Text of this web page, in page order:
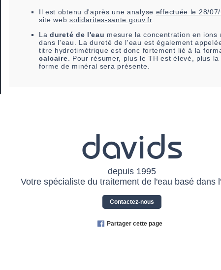
Il est obtenu d'après une analyse effectuée le 28/
site websolidarites-sante.gouv.fr.
La dureté de l'eau mesure la concentration en ions
dans l'eau. La dureté de l'eau est également
titre hydrotimétrique est donc fortement lié à la
calcaire. Pour résumer, plus le TH est élevé, plus
forme de minéral sera présente.
davids
depuis 1995
Votre spécialiste du traitement de l'eau basé dans
Contactez-nous
Partager cette page